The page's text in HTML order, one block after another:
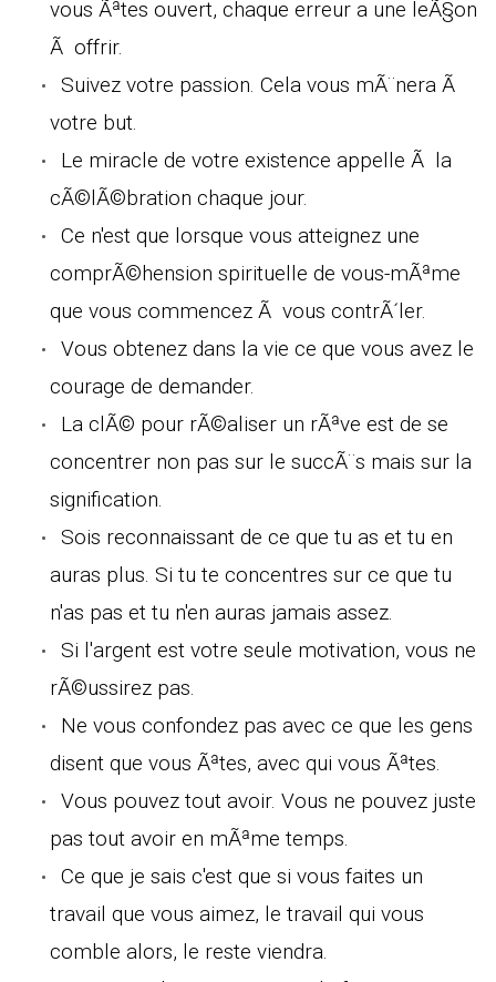
vous Ãªtes ouvert, chaque erreur a une leÃ§on
Ã offrir.
Suivez votre passion. Cela vous mÃ¨nera Ã
votre but.
Le miracle de votre existence appelle Ã la
cÃ©lÃ©bration chaque jour.
Ce n'est que lorsque vous atteignez une
comprÃ©hension spirituelle de vous-mÃªme
que vous commencez Ã vous contrÃ´ler.
Vous obtenez dans la vie ce que vous avez le
courage de demander.
La clÃ© pour rÃ©aliser un rÃªve est de se
concentrer non pas sur le succÃ¨s mais sur la
signification.
Sois reconnaissant de ce que tu as et tu en
auras plus. Si tu te concentres sur ce que tu
n'as pas et tu n'en auras jamais assez.
Si l'argent est votre seule motivation, vous ne
rÃ©ussirez pas.
Ne vous confondez pas avec ce que les gens
disent que vous Ãªtes, avec qui vous Ãªtes.
Vous pouvez tout avoir. Vous ne pouvez juste
pas tout avoir en mÃªme temps.
Ce que je sais c'est que si vous faites un
travail que vous aimez, le travail qui vous
comble alors, le reste viendra.